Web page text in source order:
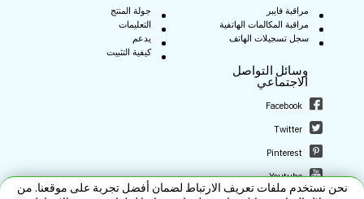
مراقبة فايبر
مراقبة المكالمات الهاتفية
سجل تسجيلات الهاتف
جولة المنتج
التعليمات
يدعم
كيفية التثبيت
وسائل التواصل
الاجتماعي
Facebook
Twitter
Pinterest
Youtube
نحن نستخدم ملفات تعريف الارتباط لضمان أفضل تجربة على موقعنا. من